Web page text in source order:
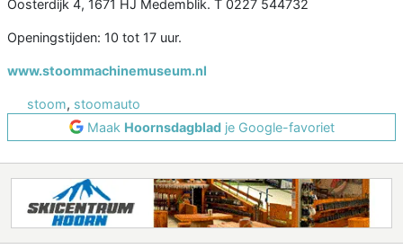
Oosterdijk 4, 1671 HJ Medemblik. T 0227 544732
Openingstijden: 10 tot 17 uur.
www.stoommachinemuseum.nl
stoom, stoomauto
Maak Hoornsdagbladje Google-favoriet